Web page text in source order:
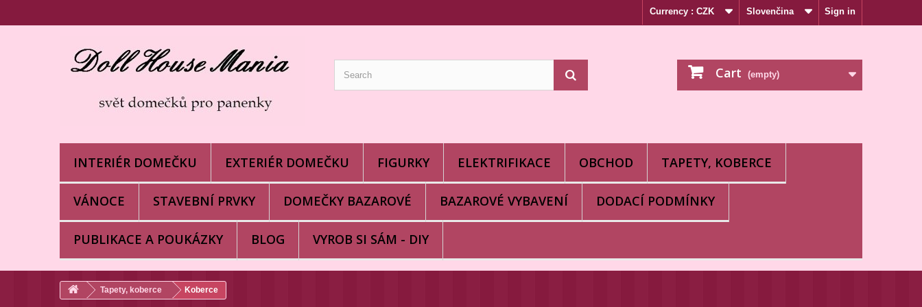
Sign in
Slovenčina
Currency : CZK
Cart (empty)
INTERIÉR DOMEČKU EXTERIÉR DOMEČKU FIGURKY ELEKTRIFIKACE OBCHOD TAPETY, KOBERCE
VÁNOCE STAVEBNÍ PRVKY DOMEČKY BAZAROVÉ BAZAROVÉ VYBAVENÍ DODACÍ PODMÍNKY
PUBLIKACE A POUKÁZKY BLOG VYROB SI SÁM - DIY
Tapety, koberce Koberce
Tento eshop používa na poskytovanie služieb, personalizáciu reklám a analýze návštevnosti súbory cookie. Používaním tohto webu s tým súhlasíte.
Súhlasím